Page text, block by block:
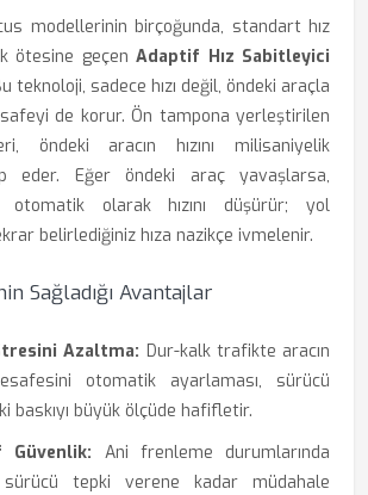
modellerinin birçoğunda, standart hız
ötesine geçen Adaptif Hız Sabitleyici
teknoloji, sadece hızı değil, öndeki araçla
de korur. Ön tampona yerleştirilen
öndeki aracın hızını milisaniyelik
eder. Eğer öndeki araç yavaşlarsa,
otomatik olarak hızını düşürür; yol
belirlediğiniz hıza nazikçe ivmelenir.
Sağladığı Avantajlar
Azaltma: Dur-kalk trafikte aracın
otomatik ayarlaması, sürücü
baskıyı büyük ölçüde hafifletir.
Güvenlik: Ani frenleme durumlarında
tepki verene kadar müdahale